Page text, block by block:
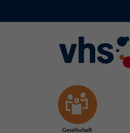
Gesellschaft